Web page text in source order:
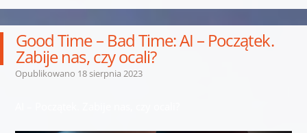
Good Time – Bad Time: AI – Początek.
Zabije nas, czy ocali?
Opublikowano 18 sierpnia 2023